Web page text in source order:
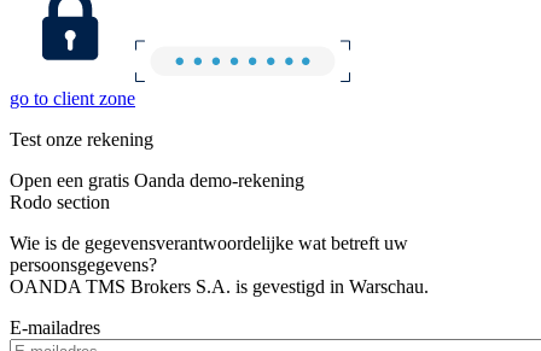
go to client zone
Test onze rekening
Open een gratis Oanda demo-rekening
Rodo section
Wie is de gegevensverantwoordelijke wat betreft uw
persoonsgegevens?
OANDA TMS Brokers S.A. is gevestigd in Warschau.
E-mailadres